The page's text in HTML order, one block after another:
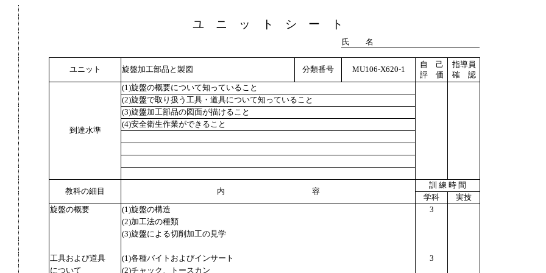
ユ ニ ッ ト シ ー ト
氏 名
ユニット 旋盤加工部品と製図 分類番号 MU106-X620-1
自 己
評 価
指導員
確 認
到達水準
(1)旋盤の概要について知っていること
(2)旋盤で取り扱う工具・道具について知っていること
(3)旋盤加工部品の図面が描けること
(4)安全衛生作業ができること
教科の細目 内 容
訓 練 時 間
学科
実技
旋盤の概要
(1)旋盤の構造
3
(2)加工法の種類
(3)旋盤による切削加工の見学
工具および道具 (1)各種バイトおよびインサート
3
について
(2)チャック、トースカン